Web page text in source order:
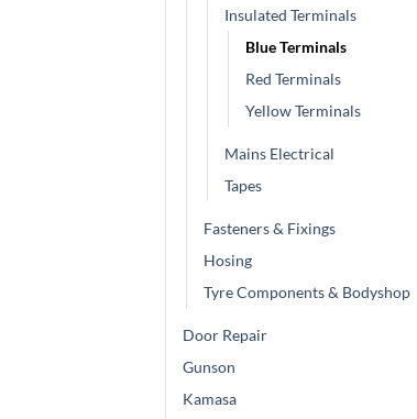
Insulated Terminals
Blue Terminals
Red Terminals
Yellow Terminals
Mains Electrical
Tapes
Fasteners & Fixings
Hosing
Tyre Components & Bodyshop
Door Repair
Gunson
Kamasa